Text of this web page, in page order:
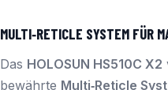
MULTI‑RETICLE SYSTEM FÜR
Das HOLOSUN HS510C X2
bewährte Multi‑Reticle